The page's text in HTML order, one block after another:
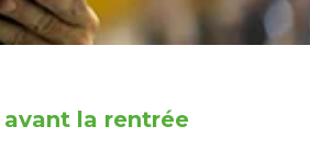
la rentrée